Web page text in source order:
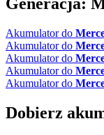
Generacja:
Akumulator do
Akumulator do
Akumulator do
Akumulator do
Akumulator do
Dobierz